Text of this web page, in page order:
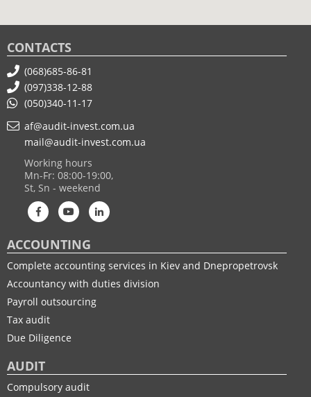
CONTACTS
(068)685-86-81
(097)338-12-88
(050)340-11-17
af@audit-invest.com.ua
mail@audit-invest.com.ua
Working hours
Mn-Fr: 08:00-19:00,
St, Sn - weekend
ACCOUNTING
Complete accounting services in Kiev and Dnepropetrovsk
Accountancy with duties division
Payroll outsourcing
Tax audit
Due Diligence
AUDIT
Compulsory audit